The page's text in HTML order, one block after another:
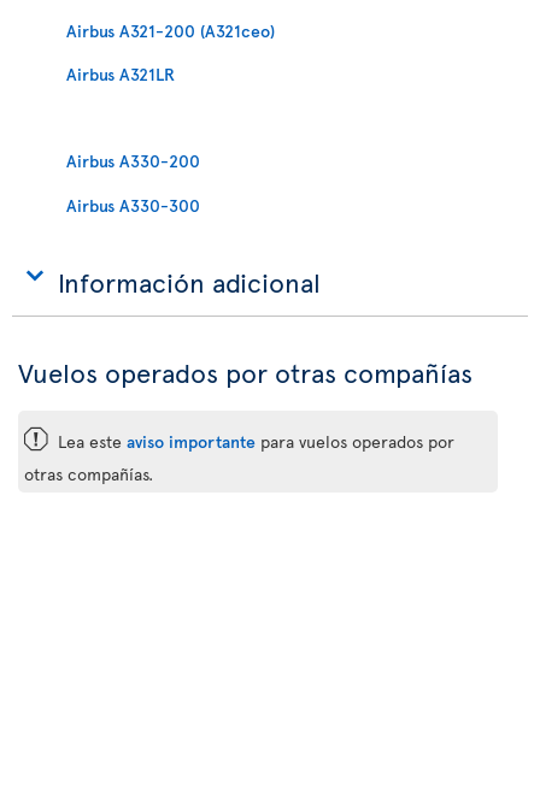
Airbus A321-200 (A321ceo)
Airbus A321LR
Airbus A330-200
Airbus A330-300
Información adicional
Vuelos operados por otras compañías
ü Lea este aviso importante para vuelos operados por
otras compañías.